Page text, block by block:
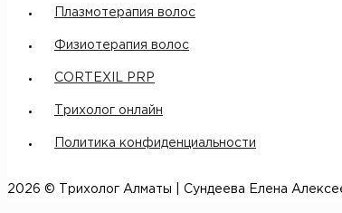
Плазмотерапия волос
Физиотерапия волос
CORTEXIL PRP
Трихолог онлайн
Политика конфиденциальности
2026 © Трихолог Алматы | Сундеева Елена